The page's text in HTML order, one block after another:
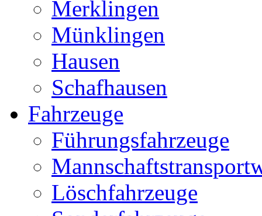
Merklingen
Münklingen
Hausen
Schafhausen
Fahrzeuge
Führungsfahrzeuge
Löschfahrzeuge